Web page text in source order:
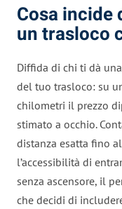
Cosa incide
un trasloco
Diffida di chi ti dà
del tuo trasloco: su
chilometri il prezzo
stimato a occhio.
distanza esatta fino
l’accessibilità di
senza ascensore, il
che decidi di